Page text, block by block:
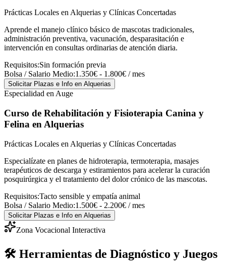
Prácticas Locales en Alquerias y Clínicas Concertadas
Aprende el manejo clínico básico de mascotas tradicionales,
administración preventiva, vacunación, desparasitación e
intervención en consultas ordinarias de atención diaria.
Requisitos:Sin formación previa
Bolsa / Salario Medio:1.350€ - 1.800€ / mes
Solicitar Plazas e Info en Alquerias
Especialidad en Auge
Curso de Rehabilitación y Fisioterapia Canina y
Felina en Alquerias
Prácticas Locales en Alquerias y Clínicas Concertadas
Especialízate en planes de hidroterapia, termoterapia, masajes
terapéuticos de descarga y estiramientos para acelerar la curación
posquirúrgica y el tratamiento del dolor crónico de las mascotas.
Requisitos:Tacto sensible y empatía animal
Bolsa / Salario Medio:1.500€ - 2.200€ / mes
Solicitar Plazas e Info en Alquerias
Zona Vocacional Interactiva
🛠️ Herramientas de Diagnóstico y Juegos